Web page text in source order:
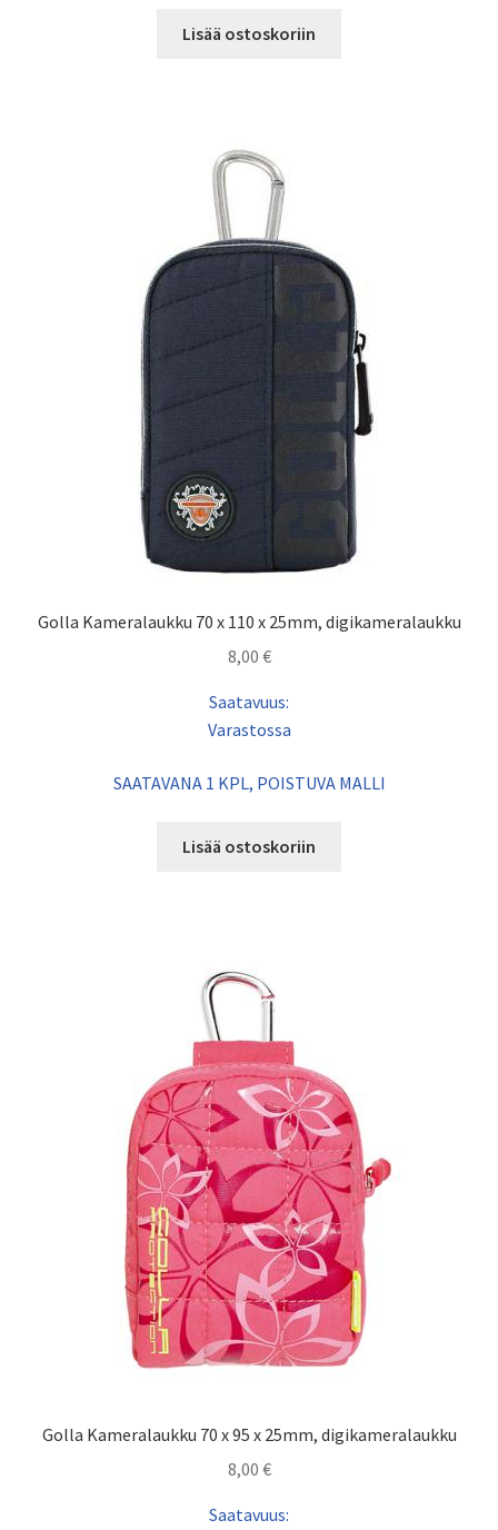
Lisää ostoskoriin
Golla Kameralaukku 70 x 110 x 25mm, digikameralaukku
8,00 €
Saatavuus:
Varastossa
SAATAVANA 1 KPL, POISTUVA MALLI
Lisää ostoskoriin
Golla Kameralaukku 70 x 95 x 25mm, digikameralaukku
8,00 €
Saatavuus: